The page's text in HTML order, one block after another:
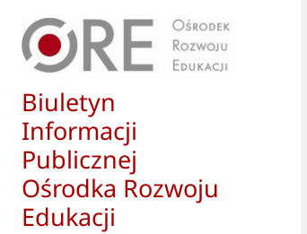
Biuletyn
Informacji
Publicznej
Ośrodka Rozwoju
Edukacji